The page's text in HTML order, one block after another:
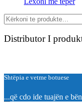
Kërko
për:
Distributor I
Shtëpia e vetme botuese
...që cdo ide tuajën e